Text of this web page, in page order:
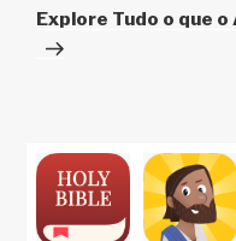
post
Explore Tudo o que